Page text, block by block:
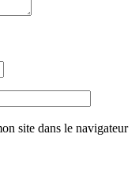
site dans le navigateur